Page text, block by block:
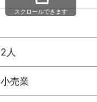
2人
小売業
スクロールできます